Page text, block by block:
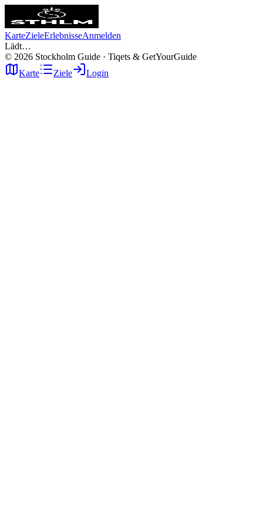
KarteZieleErlebnisseAnmelden
Lädt…
© 2026 Stockholm Guide · Tiqets & GetYourGuide
Karte
Ziele Login